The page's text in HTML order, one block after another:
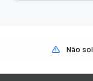
Não